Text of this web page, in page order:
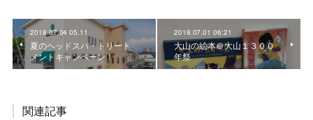
2018.07.04 05:11
夏のヘッドスパ・トリート
メントキャンペーン！
2018.07.01 06:21
大山の絵本＠大山１３００
年祭
関連記事